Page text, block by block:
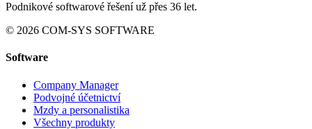
Podnikové softwarové řešení už přes 36 let.
© 2026 COM-SYS SOFTWARE
Software
Company Manager
Podvojné účetnictví
Mzdy a personalistika
Všechny produkty